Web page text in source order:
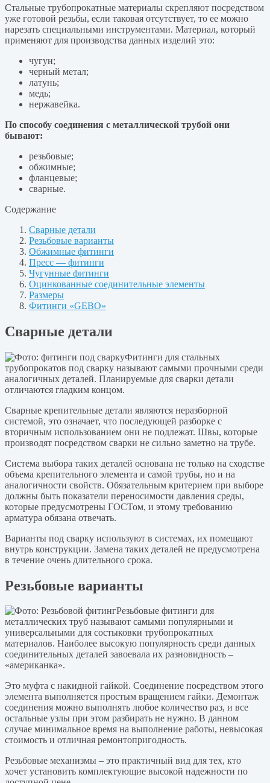
Стальные трубопрокатные материалы скрепляют посредством
уже готовой резьбы, если таковая отсутствует, то ее можно
нарезать специальными инструментами. Материал, который
применяют для производства данных изделий это:
чугун;
черный метал;
латунь;
медь;
нержавейка.
По способу соединения с металлической трубой они
бывают:
резьбовые;
обжимные;
фланцевые;
сварные.
Содержание
Сварные детали
Резьбовые варианты
Обжимные фитинги
Пресс — фитинги
Чугунные фитинги
Оцинкованные соединительные элементы
Размеры
Фитинги «GEBO»
Сварные детали
Фитинги для стальных
трубопрокатов под сварку называют самыми прочными среди
аналогичных деталей. Планируемые для сварки детали
отличаются гладким концом.
Сварные крепительные детали являются неразборной
системой, это означает, что последующей разборке с
вторичным использованием они не подлежат. Швы, которые
производят посредством сварки не сильно заметно на трубе.
Система выбора таких деталей основана не только на сходстве
объема крепительного элемента и самой трубы, но и на
аналогичности свойств. Обязательным критерием при выборе
должны быть показатели переносимости давления среды,
которые предусмотрены ГОСТом, и этому требованию
арматура обязана отвечать.
Варианты под сварку используют в системах, их помещают
внутрь конструкции. Замена таких деталей не предусмотрена
в течение очень длительного срока.
Резьбовые варианты
Резьбовые фитинги для
металлических труб называют самыми популярными и
универсальными для состыковки трубопрокатных
материалов. Наиболее высокую популярность среди данных
соединительных деталей завоевала их разновидность –
«американка».
Это муфта с накидной гайкой. Соединение посредством этого
элемента выполняется простым вращением гайки. Демонтаж
соединения можно выполнять любое количество раз, и все
остальные узлы при этом разбирать не нужно. В данном
случае минимальное время на выполнение работы, невысокая
стоимость и отличная ремонтопригодность.
Резьбовые механизмы – это практичный вид для тех, кто
хочет установить комплектующие высокой надежности по